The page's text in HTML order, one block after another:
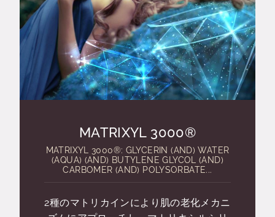
MATRIXYL 3000®
MATRIXYL 3000®: GLYCERIN (AND) WATER
(AQUA) (AND) BUTYLENE GLYCOL (AND)
CARBOMER (AND) POLYSORBATE...
2種のマトリカインにより肌の老化メカニ